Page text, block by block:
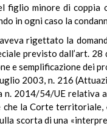
figlio minore di coppia
in ogni caso la
rigettato la
previsto dall’art.
e semplificazione dei
2003, n. 216
2014/54/UE relativa
la Corte territoriale,
scorta di una